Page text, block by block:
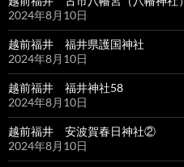
2024年8月10日
越前福井 福井県護国神社
2024年8月10日
越前福井 福井神社58
2024年8月10日
越前福井 安波賀春日神社②
2024年8月10日